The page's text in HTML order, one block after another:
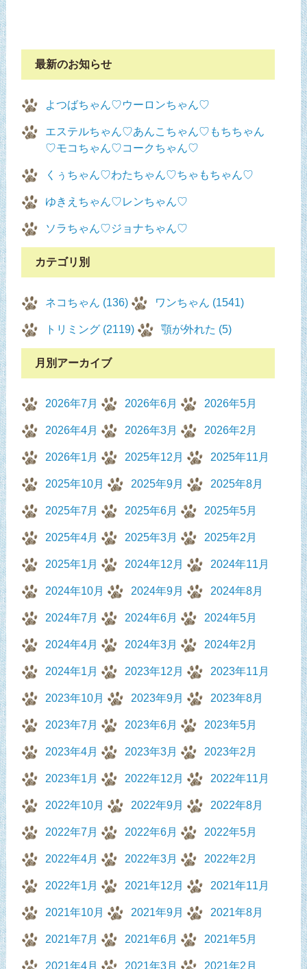
最新のお知らせ
よつばちゃん♡ウーロンちゃん♡
エステルちゃん♡あんこちゃん♡もちちゃん
♡モコちゃん♡コークちゃん♡
くぅちゃん♡わたちゃん♡ちゃもちゃん♡
ゆきえちゃん♡レンちゃん♡
ソラちゃん♡ジョナちゃん♡
カテゴリ別
ネコちゃん (136) ワンちゃん (1541)
トリミング (2119) 顎が外れた (5)
月別アーカイブ
2026年7月 2026年6月 2026年5月
2026年4月 2026年3月 2026年2月
2026年1月 2025年12月 2025年11月
2025年10月 2025年9月 2025年8月
2025年7月 2025年6月 2025年5月
2025年4月 2025年3月 2025年2月
2025年1月 2024年12月 2024年11月
2024年10月 2024年9月 2024年8月
2024年7月 2024年6月 2024年5月
2024年4月 2024年3月 2024年2月
2024年1月 2023年12月 2023年11月
2023年10月 2023年9月 2023年8月
2023年7月 2023年6月 2023年5月
2023年4月 2023年3月 2023年2月
2023年1月 2022年12月 2022年11月
2022年10月 2022年9月 2022年8月
2022年7月 2022年6月 2022年5月
2022年4月 2022年3月 2022年2月
2022年1月 2021年12月 2021年11月
2021年10月 2021年9月 2021年8月
2021年7月 2021年6月 2021年5月
2021年4月 2021年3月 2021年2月